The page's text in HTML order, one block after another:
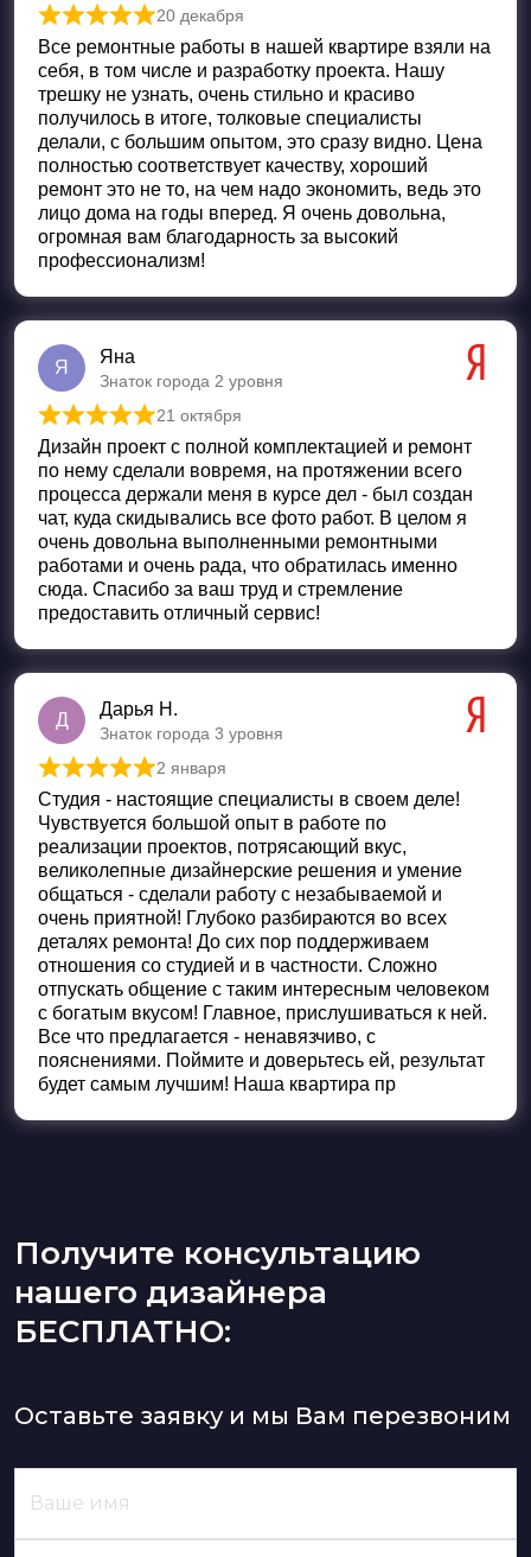
Оценка5 из 5
20 декабря
Все ремонтные работы в нашей квартире взяли на
себя, в том числе и разработку проекта. Нашу
трешку не узнать, очень стильно и красиво
получилось в итоге, толковые специалисты
делали, с большим опытом, это сразу видно. Цена
полностью соответствует качеству, хороший
ремонт это не то, на чем надо экономить, ведь это
лицо дома на годы вперед. Я очень довольна,
огромная вам благодарность за высокий
профессионализм!
Я
Яна
Знаток города 2 уровня
Оценка5 из 5
21 октября
Дизайн проект с полной комплектацией и ремонт
по нему сделали вовремя, на протяжении всего
процесса держали меня в курсе дел - был создан
чат, куда скидывались все фото работ. В целом я
очень довольна выполненными ремонтными
работами и очень рада, что обратилась именно
сюда. Спасибо за ваш труд и стремление
предоставить отличный сервис!
Д
Дарья Н.
Знаток города 3 уровня
Оценка 5из 5
2 января
Студия - настоящие специалисты в своем деле!
Чувствуется большой опыт в работе по
реализации проектов, потрясающий вкус,
великолепные дизайнерские решения и умение
общаться - сделали работу с незабываемой и
очень приятной! Глубоко разбираются во всех
деталях ремонта! До сих пор поддерживаем
отношения со студией и в частности. Сложно
отпускать общение с таким интересным человеком
с богатым вкусом! Главное, прислушиваться к ней.
Все что предлагается - ненавязчиво, с
пояснениями. Поймите и доверьтесь ей, результат
будет самым лучшим! Наша квартира пр
Получите консультацию
нашего дизайнера
БЕСПЛАТНО:
Оставьте заявку и мы Вам перезвоним